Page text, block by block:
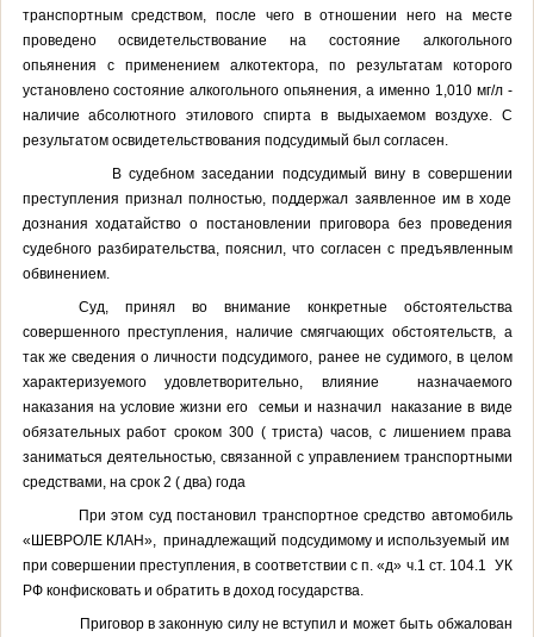
транспортным средством, после чего в отношении него на месте
проведено освидетельствование на состояние алкогольного
опьянения с применением алкотектора, по результатам которого
установлено состояние алкогольного опьянения, а именно 1,010 мг/л -
наличие абсолютного этилового спирта в выдыхаемом воздухе. С
результатом освидетельствования подсудимый был согласен.
В судебном заседании подсудимый вину в совершении
преступления признал полностью, поддержал заявленное им в ходе
дознания ходатайство о постановлении приговора без проведения
судебного разбирательства, пояснил, что согласен с предъявленным
обвинением.
Суд, принял во внимание конкретные обстоятельства
совершенного преступления, наличие смягчающих обстоятельств, а
так же сведения о личности подсудимого, ранее не судимого, в целом
характеризуемого удовлетворительно, влияние
назначаемого
наказания на условие жизни его
семьи и назначил наказание в виде
обязательных работ сроком 300 ( триста) часов, с лишением права
заниматься деятельностью, связанной с управлением транспортными
средствами, на срок 2 ( два) года
При этом суд постановил транспортное средство автомобиль
«ШЕВРОЛЕ КЛАН»,
принадлежащий подсудимому и используемый им
при совершении преступления, в соответствии с п. «д» ч.1 ст. 104.1
УК
РФ конфисковать и обратить в доход государства.
Приговор в законную силу не вступил и может быть обжалован